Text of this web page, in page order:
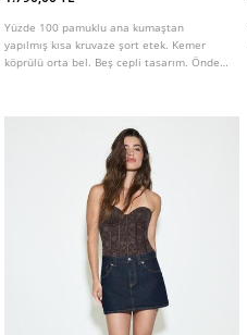
Yüzde 100 pamuklu ana kumaştan
yapılmış kısa kruvaze şort etek. Kemer
köprülü orta bel. Beş cepli tasarım. Önden